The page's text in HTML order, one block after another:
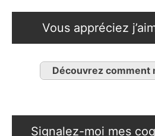
Vous appréciez
Découvrez comment
Signalez-moi mes